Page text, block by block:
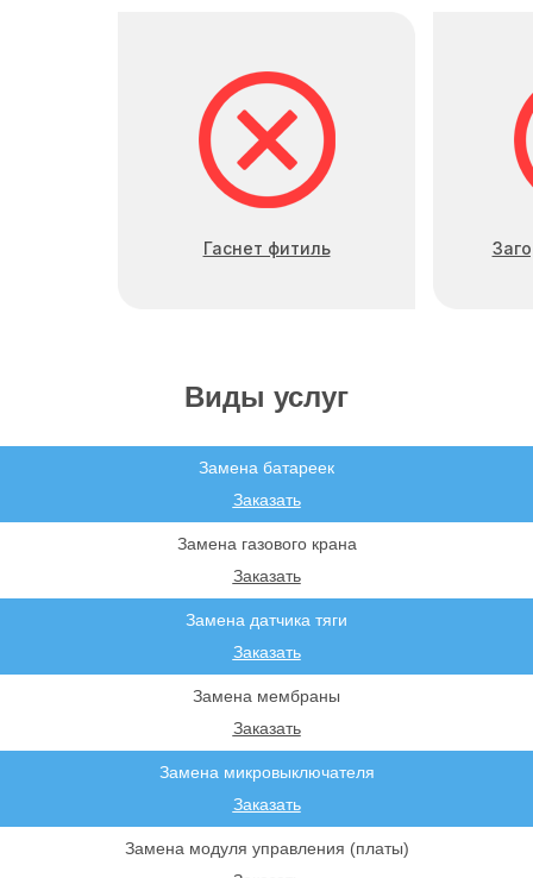
Гаснет фитиль
Виды услуг
Замена батареек
Замена датчика тяги
Замена микровыключателя
Замена мембраны
Замена газового крана
Замена модуля управления (платы)
Заказать
Заказать
Заказать
Заказать
Заказать